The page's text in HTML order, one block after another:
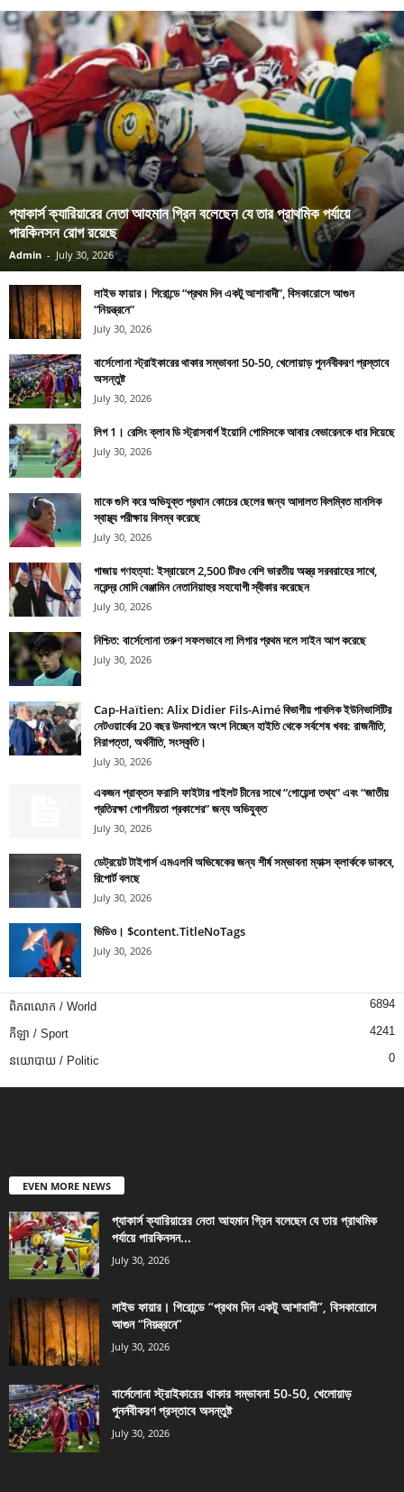
প্যাকার্স ক্যারিয়ারের নেতা আহমান গ্রিন বলেছেন যে তার প্রাথমিক পর্যায়ে
পারকিনসন রোগ রয়েছে
Admin - July 30, 2026
লাইভ ফায়ার। গিরোন্ডে “প্রথম দিন একটু আশাবাদী”, বিসকারোসে আগুন
“নিয়ন্ত্রনে”
July 30, 2026
বার্সেলোনা স্ট্রাইকারের থাকার সম্ভাবনা 50-50, খেলোয়াড় পুনর্নবীকরণ প্রস্তাবে
অসন্তুষ্ট
July 30, 2026
লিগ 1। রেসিং ক্লাব ডি স্ট্রাসবার্গ ইয়োনি গোমিসকে আবার বেভারেনকে ধার দিয়েছে
July 30, 2026
মাকে গুলি করে অভিযুক্ত প্রধান কোচের ছেলের জন্য আদালত বিলম্বিত মানসিক
স্বাস্থ্য পরীক্ষায় বিলম্ব করেছে
July 30, 2026
গাজায় গণহত্যা: ইস্রায়েলে 2,500 টিরও বেশি ভারতীয় অস্ত্র সরবরাহের সাথে,
নরেন্দ্র মোদি বেঞ্জামিন নেতানিয়াহুর সহযোগী স্বীকার করেছেন
July 30, 2026
নিশ্চিত: বার্সেলোনা তরুণ সফলভাবে লা লিগার প্রথম দলে সাইন আপ করেছে
July 30, 2026
Cap-Haïtien: Alix Didier Fils-Aimé বিভাগীয় পাবলিক ইউনিভার্সিটির
নেটওয়ার্কের 20 বছর উদযাপনে অংশ নিচ্ছেন হাইতি থেকে সর্বশেষ খবর: রাজনীতি,
নিরাপত্তা, অর্থনীতি, সংস্কৃতি।
July 30, 2026
একজন প্রাক্তন ফরাসি ফাইটার পাইলট চীনের সাথে “গোয়েন্দা তথ্য” এবং “জাতীয়
প্রতিরক্ষা গোপনীয়তা প্রকাশের” জন্য অভিযুক্ত
July 30, 2026
ডেট্রয়েট টাইগার্স এমএলবি অভিষেকের জন্য শীর্ষ সম্ভাবনা ম্যাক্স ক্লার্ককে ডাকবে,
রিপোর্ট বলছে
July 30, 2026
ভিডিও। $content.TitleNoTags
July 30, 2026
ពិភពលោក / World 6894
កីឡា / Sport 4241
នយោបាយ / Politic 0
EVEN MORE NEWS
প্যাকার্স ক্যারিয়ারের নেতা আহমান গ্রিন বলেছেন যে তার প্রাথমিক
পর্যায়ে পারকিনসন...
July 30, 2026
লাইভ ফায়ার। গিরোন্ডে “প্রথম দিন একটু আশাবাদী”, বিসকারোসে
আগুন “নিয়ন্ত্রনে”
July 30, 2026
বার্সেলোনা স্ট্রাইকারের থাকার সম্ভাবনা 50-50, খেলোয়াড়
পুনর্নবীকরণ প্রস্তাবে অসন্তুষ্ট
July 30, 2026